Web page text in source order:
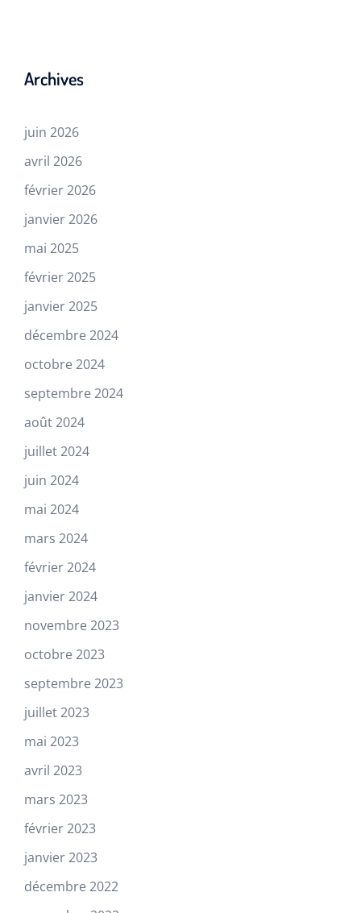
Archives
juin 2026
avril 2026
février 2026
janvier 2026
mai 2025
février 2025
janvier 2025
décembre 2024
octobre 2024
septembre 2024
août 2024
juillet 2024
juin 2024
mai 2024
mars 2024
février 2024
janvier 2024
novembre 2023
octobre 2023
septembre 2023
juillet 2023
mai 2023
avril 2023
mars 2023
février 2023
janvier 2023
décembre 2022